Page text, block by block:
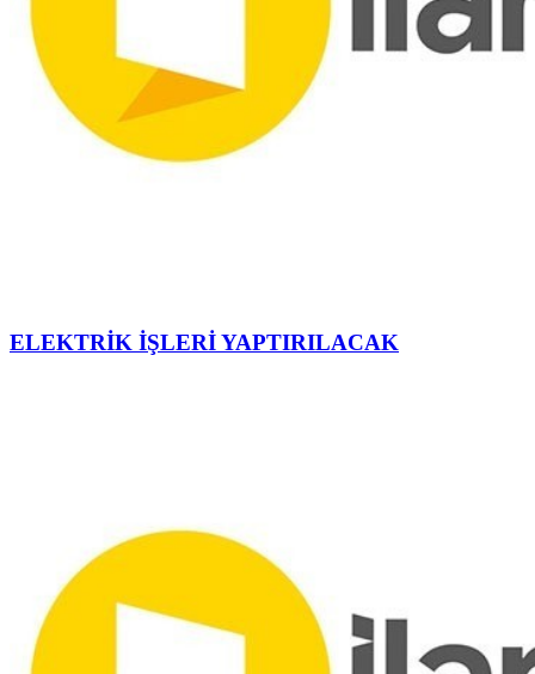
ELEKTRİK İŞLERİ YAPTIRILACAK